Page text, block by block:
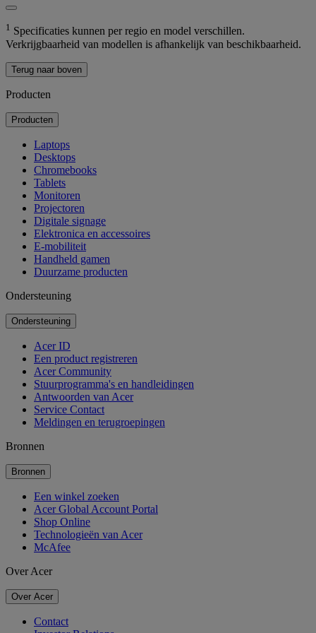
1 Specificaties kunnen per regio en model verschillen.
Verkrijgbaarheid van modellen is afhankelijk van beschikbaarheid.
Terug naar boven
Producten
Producten
Laptops
Desktops
Chromebooks
Tablets
Monitoren
Projectoren
Digitale signage
Elektronica en accessoires
E-mobiliteit
Handheld gamen
Duurzame producten
Ondersteuning
Ondersteuning
Acer ID
Een product registreren
Acer Community
Stuurprogramma's en handleidingen
Antwoorden van Acer
Service Contact
Meldingen en terugroepingen
Bronnen
Bronnen
Een winkel zoeken
Acer Global Account Portal
Shop Online
Technologieën van Acer
McAfee
Over Acer
Over Acer
Contact